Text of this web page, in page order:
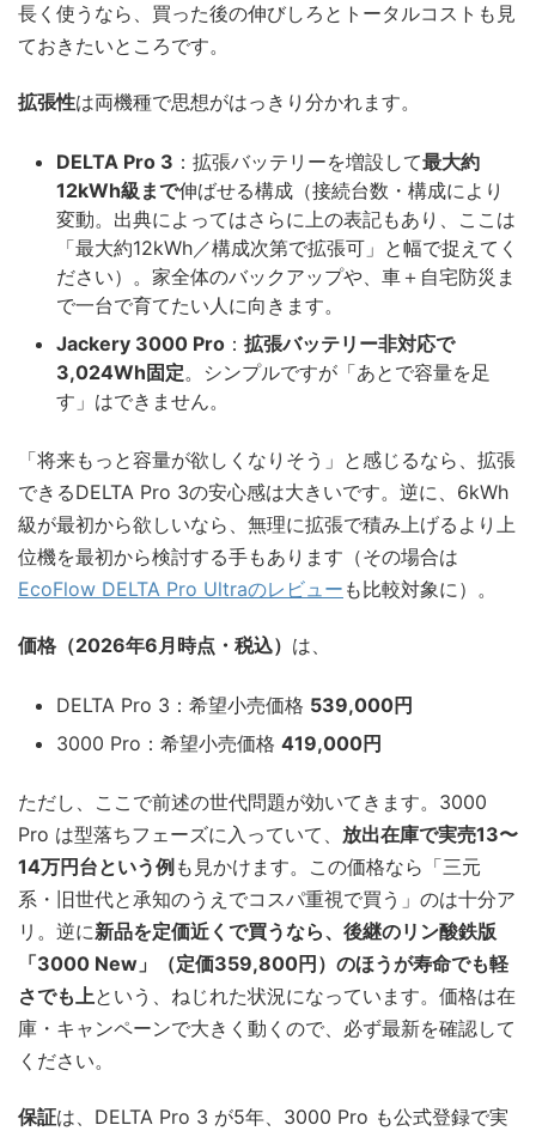
長く使うなら、買った後の伸びしろとトータルコストも見
ておきたいところです。
拡張性は両機種で思想がはっきり分かれます。
DELTA Pro 3 ：拡張バッテリーを増設して最大約
12kWh級まで伸ばせる構成（接続台数・構成により
変動。出典によってはさらに上の表記もあり、ここは
「最大約12kWh／構成次第で拡張可」と幅で捉えてく
ださい）。家全体のバックアップや、車＋自宅防災ま
で一台で育てたい人に向きます。
Jackery 3000 Pro ： 拡張バッテリー非対応で
3,024Wh固定。シンプルですが「あとで容量を足
す」はできません。
「将来もっと容量が欲しくなりそう」と感じるなら、拡張
できるDELTA Pro 3の安心感は大きいです。逆に、6kWh
級が最初から欲しいなら、無理に拡張で積み上げるより上
位機を最初から検討する手もあります（その場合は
EcoFlow DELTA Pro Ultraのレビュー も比較対象に）。
価格（2026年6月時点・税込） は、
DELTA Pro 3：希望小売価格 539,000円
3000 Pro：希望小売価格 419,000円
ただし、ここで前述の世代問題が効いてきます。3000
Pro は型落ちフェーズに入っていて、 放出在庫で実売13〜
14万円台という例 も見かけます。この価格なら「三元
系・旧世代と承知のうえでコスパ重視で買う」のは十分ア
リ。逆に新品を定価近くで買うなら、後継のリン酸鉄版
「3000 New」（定価359,800円）のほうが寿命でも軽
さでも上という、ねじれた状況になっています。価格は在
庫・キャンペーンで大きく動くので、必ず最新を確認して
ください。
保証は、DELTA Pro 3 が5年、3000 Pro も公式登録で実